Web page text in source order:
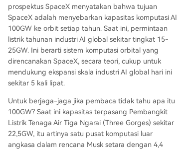
prospektus SpaceX menyatakan bahwa tujuan
SpaceX adalah menyebarkan kapasitas komputasi AI
100GW ke orbit setiap tahun. Saat ini, permintaan
listrik tahunan industri AI global sekitar tingkat 15-
25GW. Ini berarti sistem komputasi orbital yang
direncanakan SpaceX, secara teori, cukup untuk
mendukung ekspansi skala industri AI global hari ini
sekitar 5 kali lipat.
Untuk berjaga-jaga jika pembaca tidak tahu apa itu
100GW? Saat ini kapasitas terpasang Pembangkit
Listrik Tenaga Air Tiga Ngarai (Three Gorges) sekitar
22,5GW, itu artinya satu pusat komputasi luar
angkasa dalam rencana Musk setara dengan 4,4